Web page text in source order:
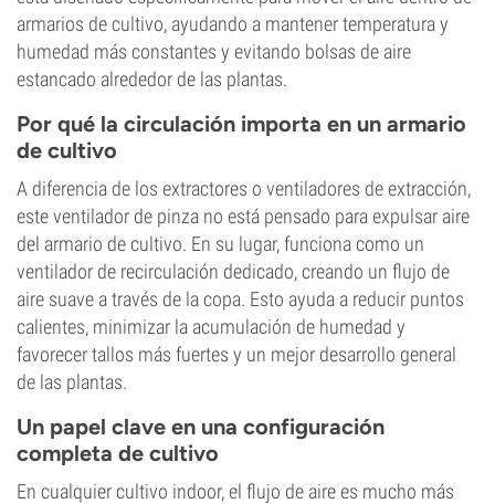
armarios de cultivo, ayudando a mantener temperatura y
humedad más constantes y evitando bolsas de aire
estancado alrededor de las plantas.
Por qué la circulación importa en un armario
de cultivo
A diferencia de los extractores o ventiladores de extracción,
este ventilador de pinza no está pensado para expulsar aire
del armario de cultivo. En su lugar, funciona como un
ventilador de recirculación dedicado, creando un flujo de
aire suave a través de la copa. Esto ayuda a reducir puntos
calientes, minimizar la acumulación de humedad y
favorecer tallos más fuertes y un mejor desarrollo general
de las plantas.
Un papel clave en una configuración
completa de cultivo
En cualquier cultivo indoor, el flujo de aire es mucho más